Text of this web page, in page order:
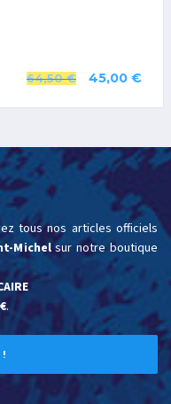
64,50€ 45,00 €
tous nos articles officiels
Michelsur notre boutique
.
!